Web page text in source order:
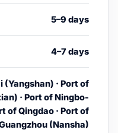
5–9 days
4–7 days
(Yangshan) · Port of
· Port of Ningbo-
of Qingdao · Port of
(Nansha)